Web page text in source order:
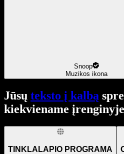
Snoop
Muzikos ikona
Jūsų teksto į kalbą
kiekviename įrenginyje
TINKLALAPIO PROGRAMA